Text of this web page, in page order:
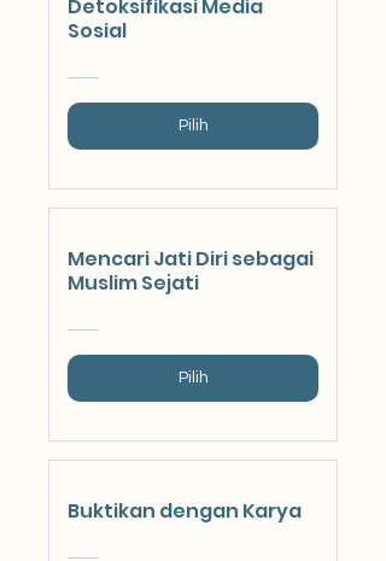
Detoksifikasi Media
Sosial
Pilih
Mencari Jati Diri sebagai
Muslim Sejati
Pilih
Buktikan dengan Karya